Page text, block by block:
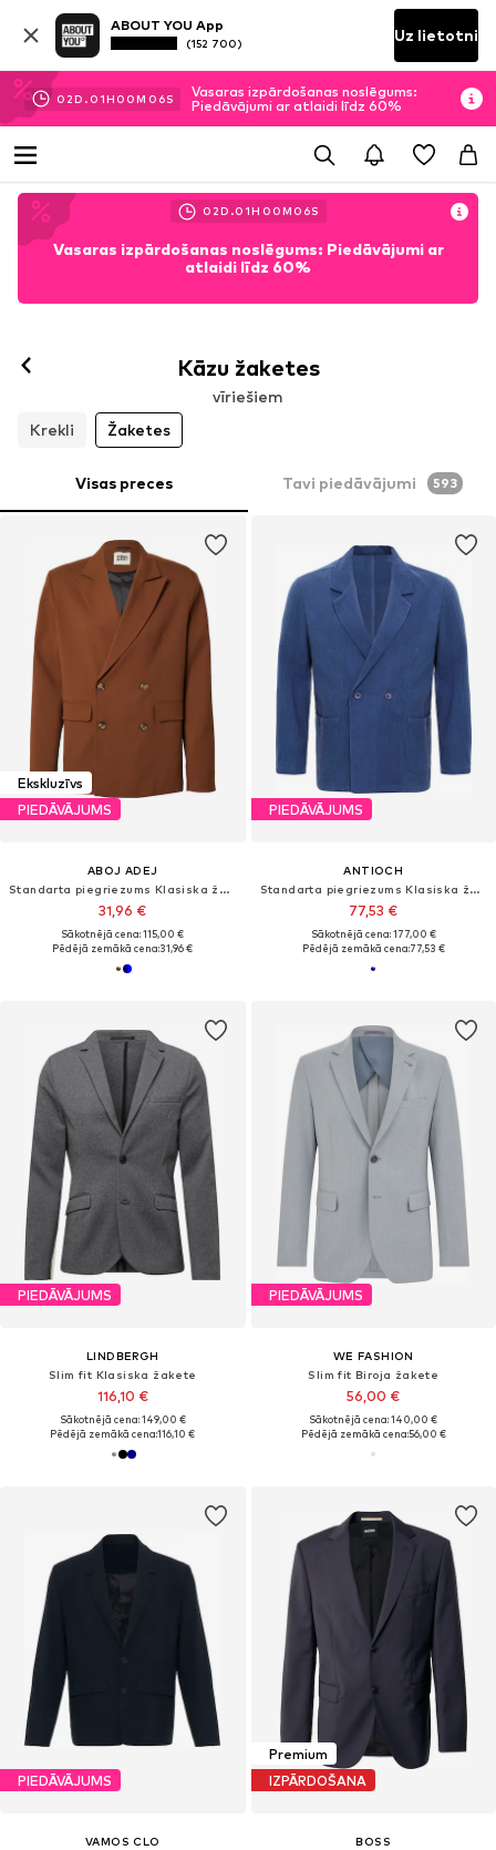
ABOUT YOU App
(152 700) Uz lietotni
02D. 01H 00M 03S
Vasaras izpārdošanas noslēgums:
Piedāvājumi ar atlaidi līdz 60%
02D.01H 00M 03S
Vasaras izpārdošanas noslēgums: Piedāvājumi ar
atlaidi līdz 60%
Kāzu žaketes
vīriešiem
Krekli
Žaketes
Visas preces Tavi piedāvājumi 593
Ekskluzīvs
PIEDĀVĀJUMS
ABOJ ADEJ
Standarta piegriezums Klasiska žakete 'Tadesse'
31,96 €
Sākotnējā cena: 115,00 €
Pēdējā zemākā cena:31,96 €
PIEDĀVĀJUMS
ANTIOCH
Standarta piegriezums Klasiska žakete
77,53 €
Sākotnējā cena: 177,00 €
Pēdējā zemākā cena:77,53 €
PIEDĀVĀJUMS
LINDBERGH
Slim fit Klasiska žakete
116,10 €
Sākotnējā cena: 149,00 €
Pēdējā zemākā cena:116,10 €
PIEDĀVĀJUMS
WE FASHION
Slim fit Biroja žakete
56,00 €
Sākotnējā cena: 140,00 €
Pēdējā zemākā cena:56,00 €
PIEDĀVĀJUMS
VAMOS CLO
Premium
IZPĀRDOŠANA
BOSS